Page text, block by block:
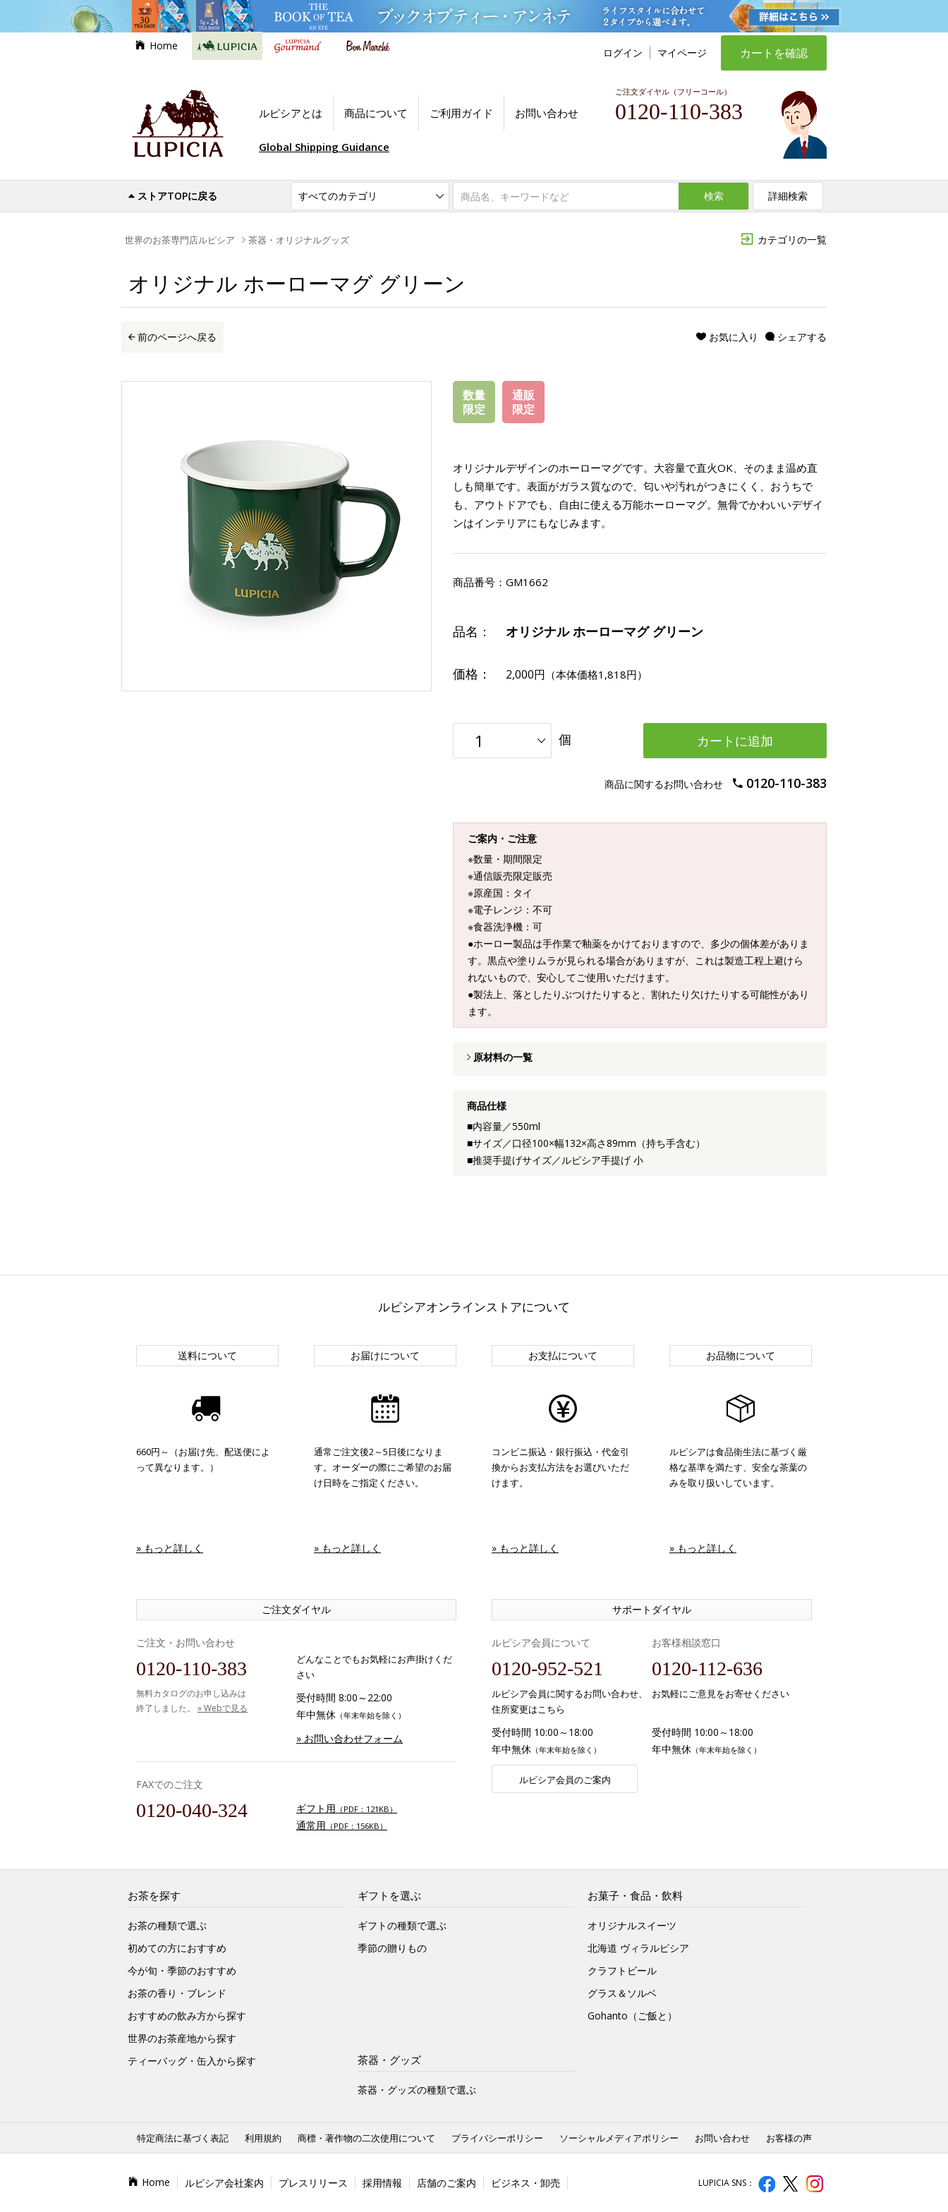
Home
ログイン マイページ カートを確認
ルピシアとは 商品について ご利用ガイド お問い合わせ
ご注文ダイヤル（フリーコール）
0120-110-383
Global Shipping Guidance
ストアTOPに戻る 検索 詳細検索
カテゴリの一覧
世界のお茶専門店ルピシア 茶器・オリジナルグッズ
オリジナル ホーローマグ グリーン
前のページへ戻る シェアする
お気に入り
数量
限定
通販
限定
オリジナルデザインのホーローマグです。大容量で直火OK、そのまま温め直
しも簡単です。表面がガラス質なので、匂いや汚れがつきにくく、おうちで
も、アウトドアでも、自由に使える万能ホーローマグ。無骨でかわいいデザイ
ンはインテリアにもなじみます。
商品番号： GM1662
品名： オリジナル ホーローマグ グリーン
価格： 2,000円 （本体価格1,818円）
個 カートに追加
商品に関するお問い合わせ 0120-110-383
ご案内・ご注意
※数量・期間限定
※通信販売限定販売
※原産国：タイ
※電子レンジ：不可
※食器洗浄機：可
●ホーロー製品は手作業で釉薬をかけておりますので、多少の個体差がありま
す。黒点や塗りムラが見られる場合がありますが、これは製造工程上避けら
れないもので、安心してご使用いただけます。
●製法上、落としたりぶつけたりすると、割れたり欠けたりする可能性があり
ます。
原材料の一覧
商品仕様
■内容量／550ml
■サイズ／口径100×幅132×高さ89mm（持ち手含む）
■推奨手提げサイズ／ルピシア手提げ 小
ルピシアオンラインストアについて
送料について
660円～（お届け先、配送便によ
って異なります。）
» もっと詳しく
お届けについて
通常ご注文後2～5日後になりま
す。オーダーの際にご希望のお届
け日時をご指定ください。
» もっと詳しく
お支払について
コンビニ振込・銀行振込・代金引
換からお支払方法をお選びいただ
けます。
» もっと詳しく
お品物について
ルピシアは食品衛生法に基づく厳
格な基準を満たす、安全な茶葉の
みを取り扱いしています。
» もっと詳しく
ご注文ダイヤル
ご注文・お問い合わせ
0120-110-383
無料カタログのお申し込みは
終了しました。 » Webで見る
どんなことでもお気軽にお声掛けくだ
さい
受付時間 8:00～22:00
年中無休 （年末年始を除く）
» お問い合わせフォーム
FAXでのご注文
0120-040-324 ギフト用 （PDF：121KB）
通常用 （PDF：156KB）
サポートダイヤル
ルピシア会員について
0120-952-521
ルピシア会員に関するお問い合わせ、
住所変更はこちら
受付時間 10:00～18:00
年中無休 （年末年始を除く）
ルピシア会員のご案内
お客様相談窓口
0120-112-636
お気軽にご意見をお寄せください
受付時間 10:00～18:00
年中無休 （年末年始を除く）
お茶を探す
お茶の種類で選ぶ
初めての方におすすめ
今が旬・季節のおすすめ
お茶の香り・ブレンド
おすすめの飲み方から探す
世界のお茶産地から探す
ティーバッグ・缶入から探す
ギフトを選ぶ
ギフトの種類で選ぶ
季節の贈りもの
お菓子・食品・飲料
オリジナルスイーツ
北海道 ヴィラルピシア
クラフトビール
グラス＆ソルベ
Gohanto（ご飯と）
茶器・グッズ
茶器・グッズの種類で選ぶ
特定商法に基づく表記 利用規約 商標・著作物の二次使用について プライバシーポリシー ソーシャルメディアポリシー お問い合わせ お客様の声
Home ルピシア会社案内 プレスリリース 採用情報 店舗のご案内 ビジネス・卸売 LUPICIA SNS：